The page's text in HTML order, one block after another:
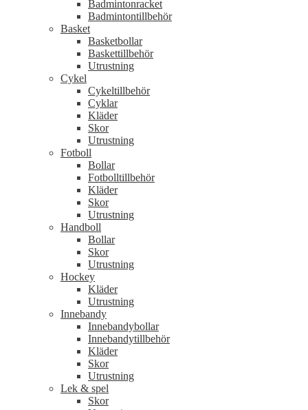
Badmintonracket
Badmintontillbehör
Basket
Basketbollar
Baskettillbehör
Utrustning
Cykel
Cykeltillbehör
Cyklar
Kläder
Skor
Utrustning
Fotboll
Bollar
Fotbolltillbehör
Kläder
Skor
Utrustning
Handboll
Bollar
Skor
Utrustning
Hockey
Kläder
Utrustning
Innebandy
Innebandybollar
Innebandytillbehör
Kläder
Skor
Utrustning
Lek & spel
Skor